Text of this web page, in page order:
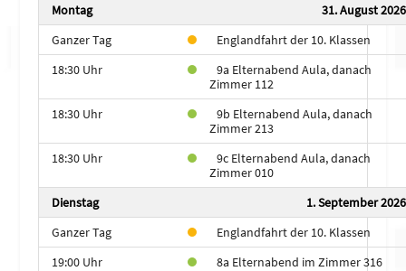
Montag
31. August 2026
Ganzer Tag
Englandfahrt der 10. Klassen
18:30 Uhr
9a Elternabend Aula, danach
Zimmer 112
18:30 Uhr
9b Elternabend Aula, danach
Zimmer 213
18:30 Uhr
9c Elternabend Aula, danach
Zimmer 010
Dienstag
1. September 2026
Ganzer Tag
Englandfahrt der 10. Klassen
19:00 Uhr
8a Elternabend im Zimmer 316